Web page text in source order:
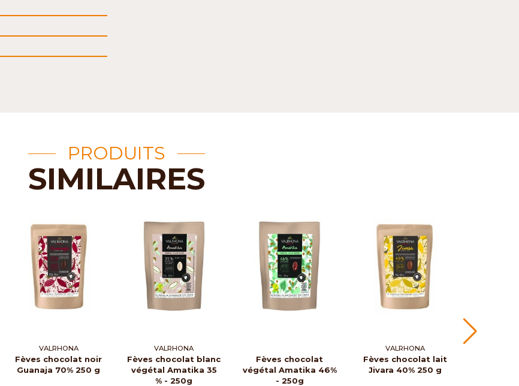
PRODUITS
SIMILAIRES
VALRHONA
Fèves chocolat noir
Guanaja 70% 250 g
VALRHONA
Fèves chocolat blanc
végétal Amatika 35
% - 250g
Fèves chocolat
végétal Amatika 46%
- 250g
VALRHONA
Fèves chocolat lait
Jivara 40% 250 g